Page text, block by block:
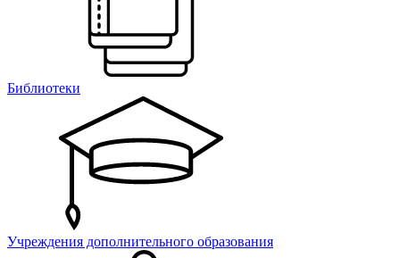
Библиотеки
Учреждения дополнительного образования